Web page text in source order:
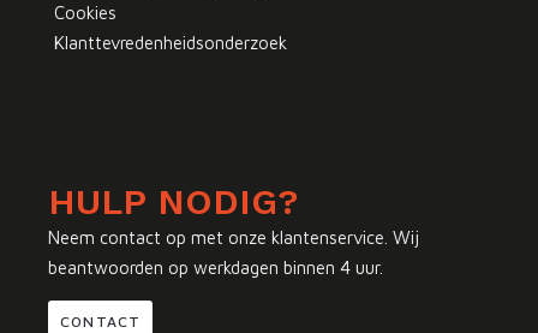
Cookies
Klanttevredenheidsonderzoek
HULP NODIG?
Neem contact op met onze klantenservice. Wij
beantwoorden op werkdagen binnen 4 uur.
CONTACT